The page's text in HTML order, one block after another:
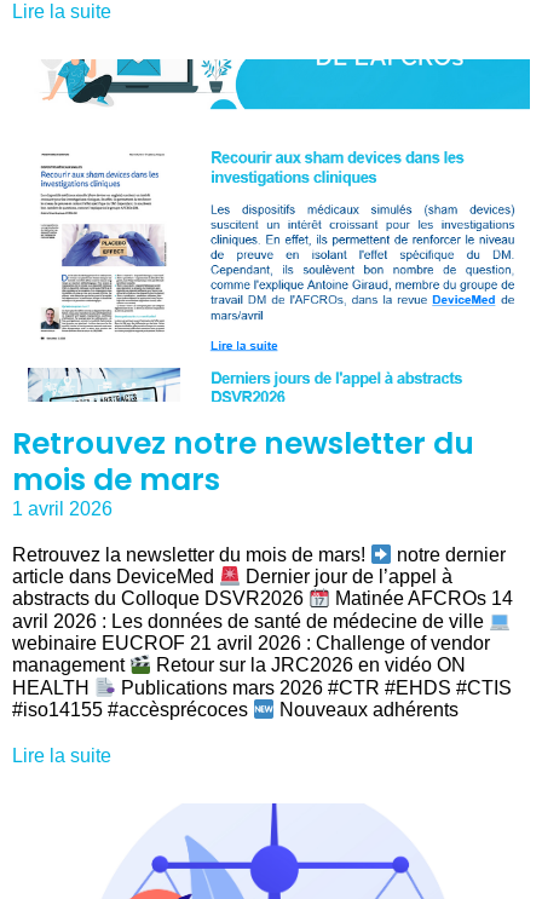
Lire la suite
Retrouvez notre newsletter du
mois de mars
1 avril 2026
Retrouvez la newsletter du mois de mars!
notre dernier
article dans DeviceMed
Dernier jour de l’appel à
abstracts du Colloque DSVR2026
Matinée AFCROs 14
avril 2026 : Les données de santé de médecine de ville
webinaire EUCROF 21 avril 2026 : Challenge of vendor
management
Retour sur la JRC2026 en vidéo ON
HEALTH
Publications mars 2026 #CTR #EHDS #CTIS
#iso14155 #accèsprécoces
Nouveaux adhérents
Lire la suite